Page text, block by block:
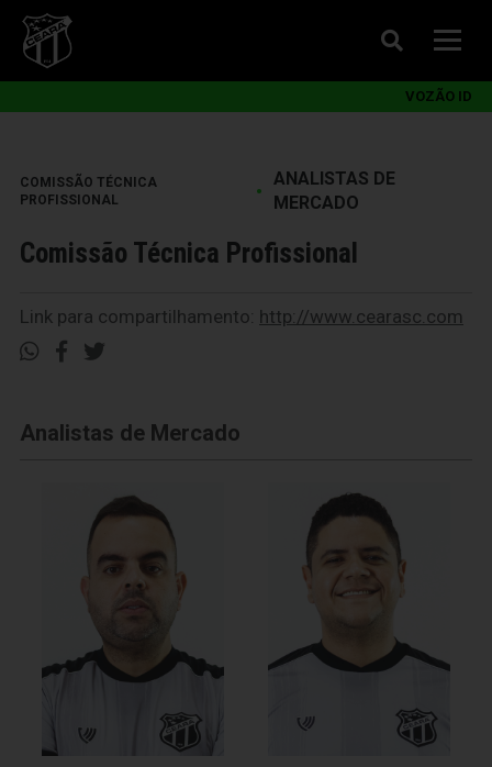
VOZÃO ID
COMISSÃO TÉCNICA
PROFISSIONAL
•
ANALISTAS DE
MERCADO
Comissão Técnica Profissional
Link para compartilhamento: http://www.cearasc.com
Analistas de Mercado